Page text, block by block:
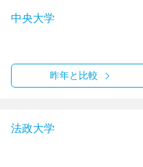
中央大学
昨年と比較
法政大学